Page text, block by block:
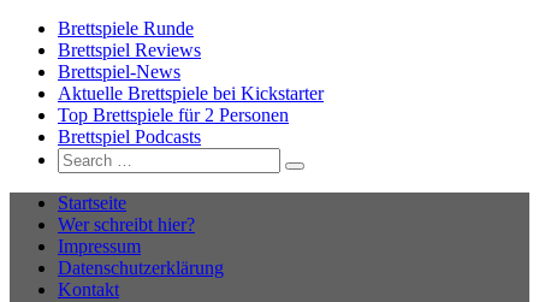
Brettspiele Runde
Brettspiel Reviews
Brettspiel-News
Aktuelle Brettspiele bei Kickstarter
Top Brettspiele für 2 Personen
Brettspiel Podcasts
Search
for:
Search
Startseite
Wer schreibt hier?
Impressum
Datenschutzerklärung
Kontakt